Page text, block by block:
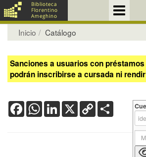
Inicio Catálogo
Sanciones a usuarios con
podrán inscribirse a cursada ni
FacebookWhatsApp
LinkedIn
X Copy
Link